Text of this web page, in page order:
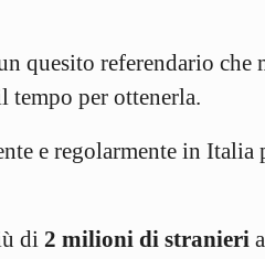
quesito referendario che
tempo per ottenerla.
e regolarmente in
di 2 milioni di stranieri